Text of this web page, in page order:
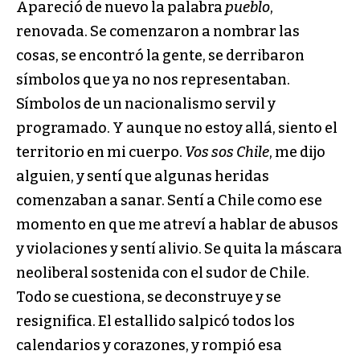
Apareció de nuevo la palabra pueblo,
renovada. Se comenzaron a nombrar las
cosas, se encontró la gente, se derribaron
símbolos que ya no nos representaban.
Símbolos de un nacionalismo servil y
programado. Y aunque no estoy allá, siento el
territorio en mi cuerpo. Vos sos Chile, me dijo
alguien, y sentí que algunas heridas
comenzaban a sanar. Sentí a Chile como ese
momento en que me atreví a hablar de abusos
y violaciones y sentí alivio. Se quita la máscara
neoliberal sostenida con el sudor de Chile.
Todo se cuestiona, se deconstruye y se
resignifica. El estallido salpicó todos los
calendarios y corazones, y rompió esa